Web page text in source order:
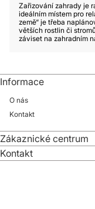
Zařizování zahrady je
ideálním místem pro
země“ je třeba
větších rostlin či
záviset na zahradním
Informace
O nás
Kontakt
Zákaznické centrum
Kontakt